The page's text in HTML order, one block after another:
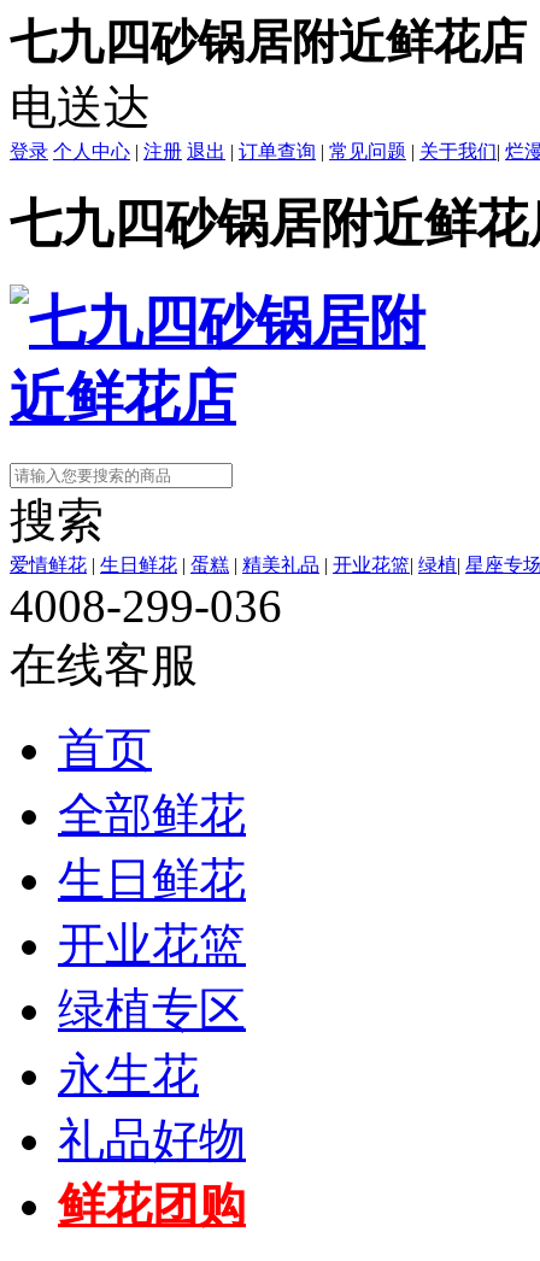
七九四砂锅居附近鲜花店
电送达
登录 个人中心 | 注册 退出 | 订单查询 | 常见问题 | 关于我们| 烂
七九四砂锅居附近鲜花
搜索
爱情鲜花 | 生日鲜花 | 蛋糕 | 精美礼品 | 开业花篮| 绿植| 星座专
4008-299-036
在线客服
首页
全部鲜花
生日鲜花
开业花篮
绿植专区
永生花
礼品好物
鲜花团购